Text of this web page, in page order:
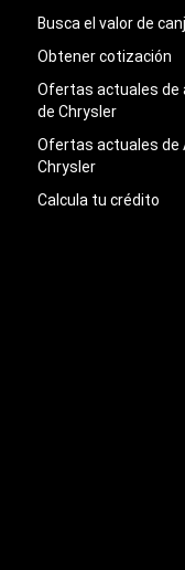
Busca el valor de
Obtener cotización
Ofertas actuales de
de Chrysler
Ofertas actuales de
Chrysler
Calcula tu crédito